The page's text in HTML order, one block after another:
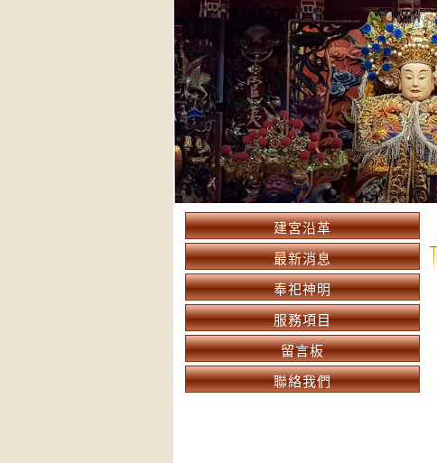
建宮沿革
最新消息
奉祀神明
服務項目
留言板
聯絡我們